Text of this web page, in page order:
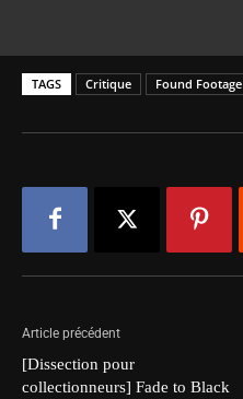
TAGS Critique Found Footage
Article précédent
[Dissection pour
collectionneurs] Fade to Black